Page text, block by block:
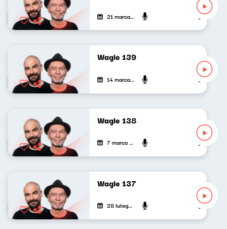
21 marca 2023 Wojciech
Wagle 139
14 marca 2023 Wojciech
Wagle 138
7 marca 2023 Wojciech
Wagle 137
28 lutego 2023 Wojciech